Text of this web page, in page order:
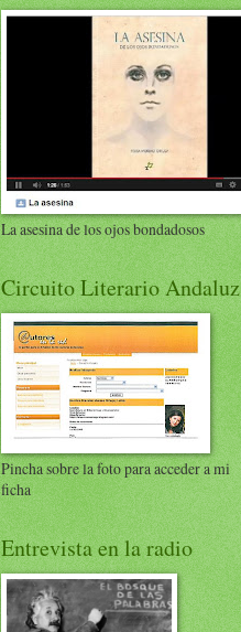
La asesina de los ojos bondadosos
Circuito Literario Andaluz
Pincha sobre la foto para acceder a mi
ficha
Entrevista en la radio